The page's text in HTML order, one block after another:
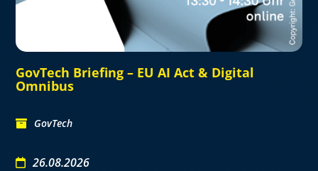
GovTech Briefing – EU AI Act & Digital
Omnibus
GovTech
26.08.2026